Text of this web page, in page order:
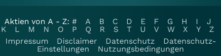
Aktien von A - Z: # A B C D E F G H I
J
K
L M N O P Q R S T U V W X Y
Z
Impressum
Disclaimer Datenschutz
Datenschutz-
Einstellungen
Nutzungsbedingungen